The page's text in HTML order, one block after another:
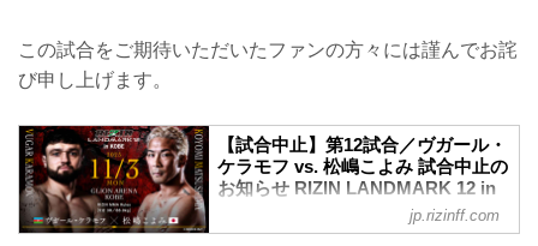
この試合をご期待いただいたファンの方々には謹んでお詫
び申し上げます。
【試合中止】第12試合／ヴガール・
ケラモフ vs. 松嶋こよみ 試合中止の
お知らせ RIZIN LANDMARK 12 in
KOBE - RIZIN FIGHTING
FEDERATION オフィシャルサイト
jp.rizinff.com